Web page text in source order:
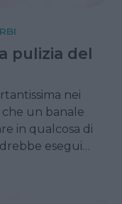
pulizia del
nei
che un banale
in qualcosa di
eseguita